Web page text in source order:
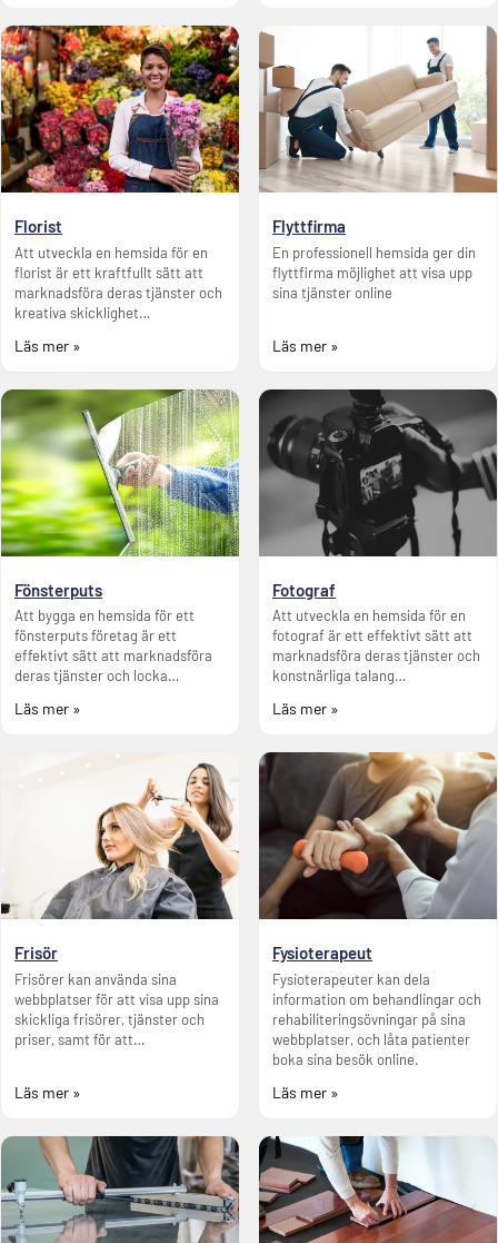
Florist
Att utveckla en hemsida för en
florist är ett kraftfullt sätt att
marknadsföra deras tjänster och
kreativa skicklighet…
Läs mer »
Flyttfirma
En professionell hemsida ger din
flyttfirma möjlighet att visa upp
sina tjänster online
Läs mer »
Fönsterputs
Att bygga en hemsida för ett
fönsterputs företag är ett
effektivt sätt att marknadsföra
deras tjänster och locka…
Läs mer »
Fotograf
Att utveckla en hemsida för en
fotograf är ett effektivt sätt att
marknadsföra deras tjänster och
konstnärliga talang…
Läs mer »
Frisör
Frisörer kan använda sina
webbplatser för att visa upp sina
skickliga frisörer, tjänster och
priser, samt för att…
Läs mer »
Fysioterapeut
Fysioterapeuter kan dela
information om behandlingar och
rehabiliteringsövningar på sina
webbplatser, och låta patienter
boka sina besök online.
Läs mer »